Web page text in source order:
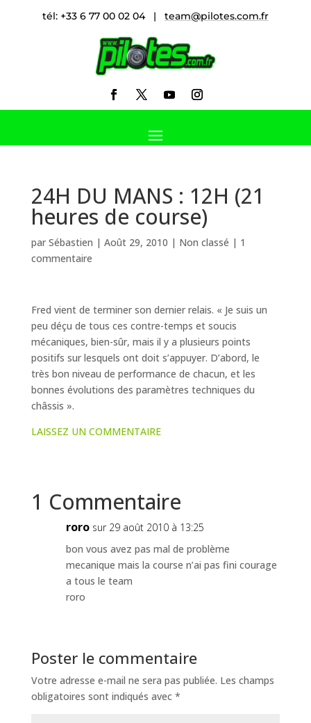
tél: +33 6 77 00 02 04 | team@pilotes.com.fr
24H DU MANS : 12H (21
heures de course)
par Sébastien | Août 29, 2010 | Non classé | 1
commentaire
Fred vient de terminer son dernier relais. « Je suis un
peu déçu de tous ces contre-temps et soucis
mécaniques, bien-sûr, mais il y a plusieurs points
positifs sur lesquels ont doit s’appuyer. D’abord, le
très bon niveau de performance de chacun, et les
bonnes évolutions des paramètres techniques du
châssis ».
LAISSEZ UN COMMENTAIRE
1 Commentaire
roro sur 29 août 2010 à 13:25
bon vous avez pas mal de problème
mecanique mais la course n’ai pas fini courage
a tous le team
roro
Poster le commentaire
Votre adresse e-mail ne sera pas publiée. Les champs
obligatoires sont indiqués avec *